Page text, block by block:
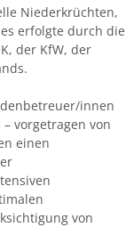
Niederkrüchten,
erfolgte durch die
der KfW, der
innen
vorgetragen von
einen
von